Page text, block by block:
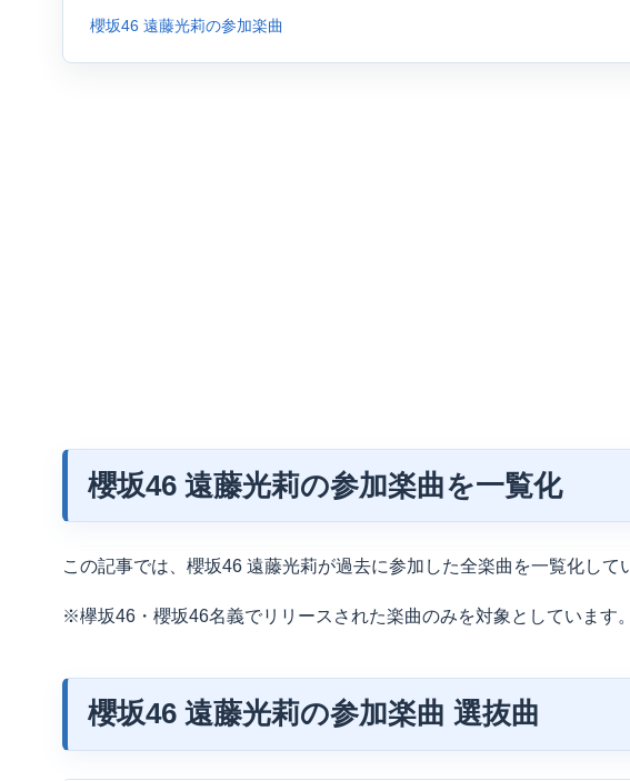
櫻坂46 遠藤光莉の参加楽曲
櫻坂46 遠藤光莉の参加楽曲を一覧化
この記事では、櫻坂46 遠藤光莉が過去に参加した全楽曲を一覧化して
※欅坂46・櫻坂46名義でリリースされた楽曲のみを対象としています。
櫻坂46 遠藤光莉の参加楽曲 選抜曲